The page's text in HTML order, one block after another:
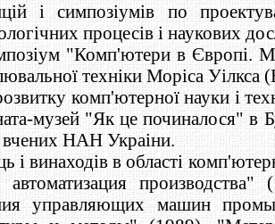
і симпозіумів по
процесів і наукових
"Комп'ютери в Європі.
техніки Моріса Уілкса
комп'ютерної науки і
музей "Як це починалося"
НАН Украіни.
винаходів в області
управляющих машин